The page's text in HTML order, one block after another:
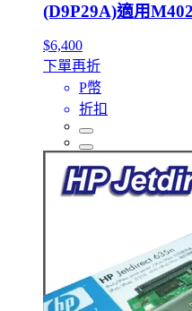
(D9P29A)適用
$6,400
下單再折
P幣
折扣